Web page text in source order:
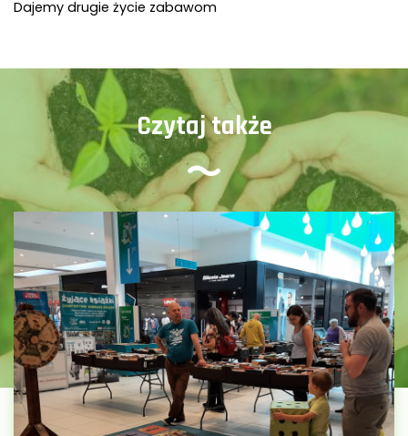
Dajemy drugie życie zabawom
Czytaj także